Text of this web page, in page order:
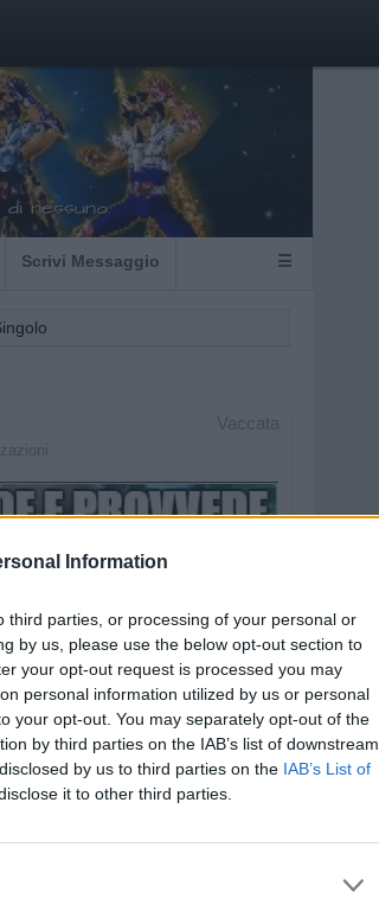
Information
parties, or processing of your personal or
by us, please use the below opt-out section to
your opt-out request is processed you may
personal information utilized by us or personal
your opt-out. You may separately opt-out of the
by third parties on the IAB’s list of downstream
by us to third parties on the IAB’s List of
it to other third parties.
nessuno.
Scrivi Messaggio ☰
Vaccata